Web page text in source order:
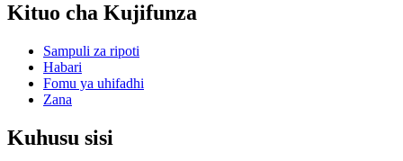
Kituo cha Kujifunza
Sampuli za ripoti
Habari
Fomu ya uhifadhi
Zana
Kuhusu sisi